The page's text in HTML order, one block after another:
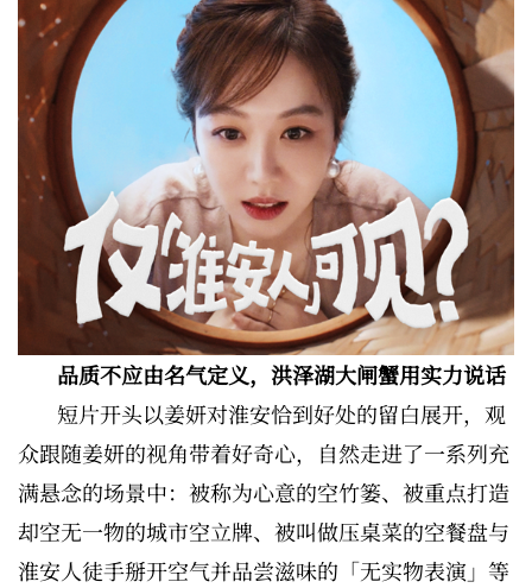
品质不应由名气定义，洪泽湖大闸蟹用实力说话
短片开头以姜妍对淮安恰到好处的留白展开，观
众跟随姜妍的视角带着好奇心，自然走进了一系列充
满悬念的场景中：被称为心意的空竹篓、被重点打造
却空无一物的城市空立牌、被叫做压桌菜的空餐盘与
淮安人徒手掰开空气并品尝滋味的「无实物表演」等